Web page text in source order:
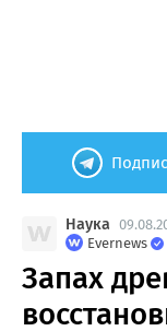
Наука
Evernews
Запах